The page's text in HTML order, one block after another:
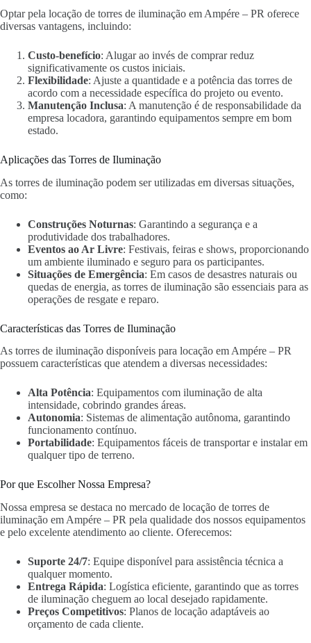
Optar pela locação de torres de iluminação em Ampére – PR oferece
diversas vantagens, incluindo:
Custo-benefício: Alugar ao invés de comprar reduz
significativamente os custos iniciais.
Flexibilidade: Ajuste a quantidade e a potência das torres de
acordo com a necessidade específica do projeto ou evento.
Manutenção Inclusa: A manutenção é de responsabilidade da
empresa locadora, garantindo equipamentos sempre em bom
estado.
Aplicações das Torres de Iluminação
As torres de iluminação podem ser utilizadas em diversas situações,
como:
Construções Noturnas: Garantindo a segurança e a
produtividade dos trabalhadores.
Eventos ao Ar Livre: Festivais, feiras e shows, proporcionando
um ambiente iluminado e seguro para os participantes.
Situações de Emergência: Em casos de desastres naturais ou
quedas de energia, as torres de iluminação são essenciais para as
operações de resgate e reparo.
Características das Torres de Iluminação
As torres de iluminação disponíveis para locação em Ampére – PR
possuem características que atendem a diversas necessidades:
Alta Potência: Equipamentos com iluminação de alta
intensidade, cobrindo grandes áreas.
Autonomia: Sistemas de alimentação autônoma, garantindo
funcionamento contínuo.
Portabilidade: Equipamentos fáceis de transportar e instalar em
qualquer tipo de terreno.
Por que Escolher Nossa Empresa?
Nossa empresa se destaca no mercado de locação de torres de
iluminação em Ampére – PR pela qualidade dos nossos equipamentos
e pelo excelente atendimento ao cliente. Oferecemos:
Suporte 24/7: Equipe disponível para assistência técnica a
qualquer momento.
Entrega Rápida: Logística eficiente, garantindo que as torres
de iluminação cheguem ao local desejado rapidamente.
Preços Competitivos: Planos de locação adaptáveis ao
orçamento de cada cliente.